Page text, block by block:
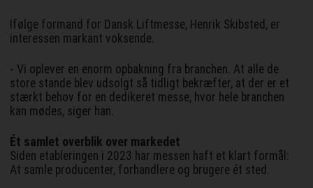
Ifølge formand for Dansk Liftmesse, Henrik Skibsted, er
interessen markant voksende.
- Vi oplever en enorm opbakning fra branchen. At alle de
store stande blev udsolgt så tidligt bekræfter, at der er et
stærkt behov for en dedikeret messe, hvor hele branchen
kan mødes, siger han.
Ét samlet overblik over markedet
Siden etableringen i 2023 har messen haft et klart formål:
At samle producenter, forhandlere og brugere ét sted.